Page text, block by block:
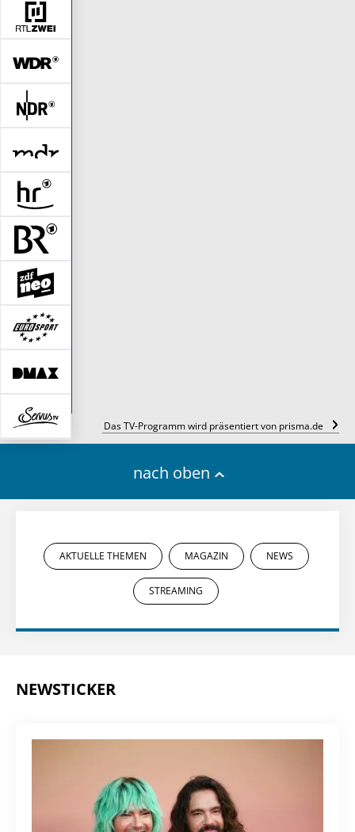
Das TV-Programm wird präsentiert von prisma.de
nach oben
AKTUELLE THEMEN MAGAZIN NEWS
STREAMING
NEWSTICKER